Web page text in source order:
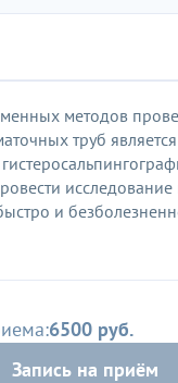
методов
труб
и
6500 руб.
Запись на приём